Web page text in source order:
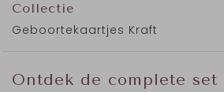
afbeeldingen uit de beeldbank
afbeelding een witte kleur.
Collectie
Geboortekaartjes Kraft
Ontdek de complete set